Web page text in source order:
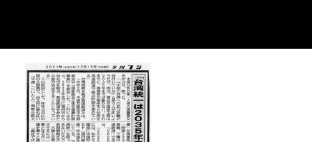
お問い合わせ